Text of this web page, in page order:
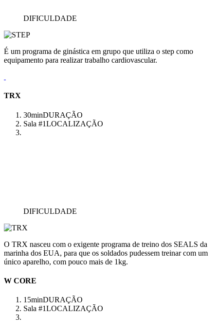
DIFICULDADE
É um programa de ginástica em grupo que utiliza o step como
equipamento para realizar trabalho cardiovascular.
TRX
30minDURAÇÃO
Sala #1LOCALIZAÇÃO
DIFICULDADE
O TRX nasceu com o exigente programa de treino dos SEALS da
marinha dos EUA, para que os soldados pudessem treinar com um
único aparelho, com pouco mais de 1kg.
W CORE
15minDURAÇÃO
Sala #1LOCALIZAÇÃO